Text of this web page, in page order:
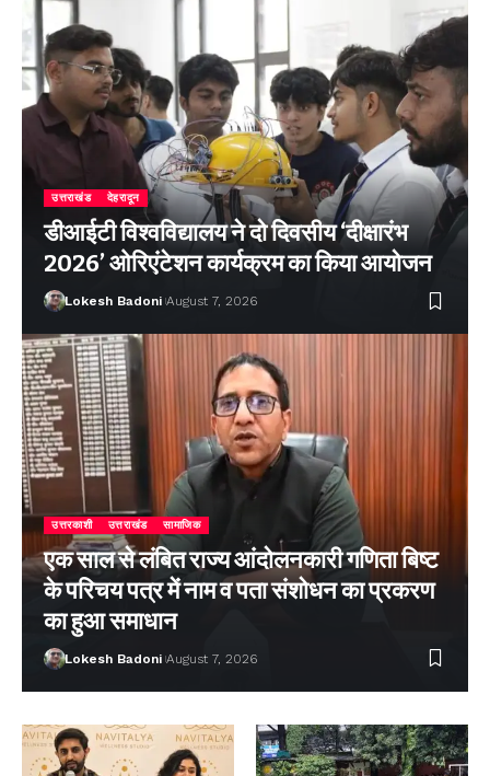
उत्तराखंड देहरादून
डीआईटी विश्वविद्यालय ने दो दिवसीय ‘दीक्षारंभ
2026’ ओरिएंटेशन कार्यक्रम का किया आयोजन
Lokesh Badoni August 7, 2026
उत्तरकाशी उत्तराखंड सामाजिक
एक साल से लंबित राज्य आंदोलनकारी गणिता बिष्ट
के परिचय पत्र में नाम व पता संशोधन का प्रकरण
का हुआ समाधान
Lokesh Badoni August 7, 2026